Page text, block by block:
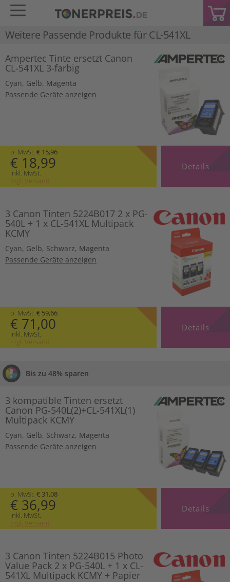
Weitere Passende Produkte fürCL-541XL
Ampertec Tinte ersetzt Canon
CL-541XL 3-farbig
Cyan, Gelb, Magenta
Passende Geräte anzeigen
o. MwSt. € 15,96
€ 18,99
inkl. MwSt.
zzgl. Versand
Details
3 Canon Tinten 5224B017 2 x PG-
540L + 1 x CL-541XL Multipack
KCMY
Cyan, Gelb, Schwarz, Magenta
Passende Geräte anzeigen
o. MwSt. € 59,66
€ 71,00
inkl. MwSt.
zzgl. Versand
Details
Bis zu 48% sparen
3 kompatible Tinten ersetzt
Canon PG-540L(2)+CL-541XL(1)
Multipack KCMY
Cyan, Gelb, Schwarz, Magenta
Passende Geräte anzeigen
o. MwSt. € 31,08
€ 36,99
inkl. MwSt.
zzgl. Versand
Details
3 Canon Tinten 5224B015 Photo
Value Pack 2 x PG-540L + 1 x CL-
541XL Multipack KCMY + Papier